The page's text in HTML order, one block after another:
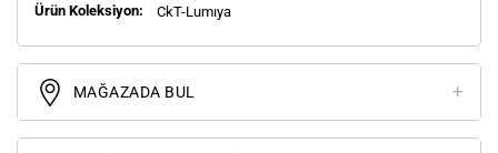
Ürün Koleksiyon:
CkT-Lumıya
MAĞAZADA BUL